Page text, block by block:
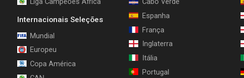
Internacionais Seleções
Mundial
Europeu
Copa América
Espanha
França
Inglaterra
Itália
Portugal